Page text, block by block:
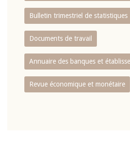
Bulletin trimestriel de statistiques
Documents de travail
Annuaire des banques et
Revue économique et monétaire